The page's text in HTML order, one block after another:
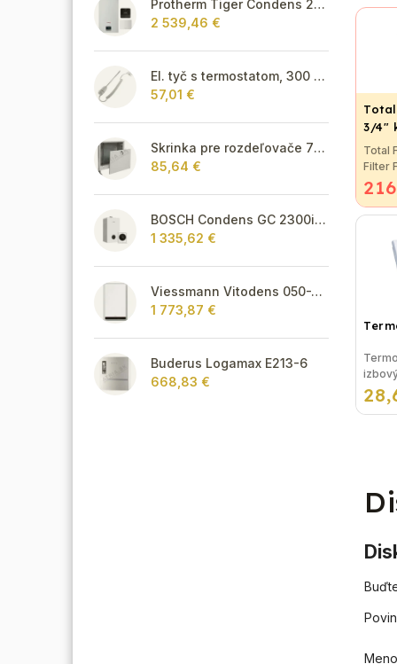
Protherm Tiger Condens 20/26 KKZ 42 + smart regulátor
2 539,46 €
El. tyč s termostatom, 300 W - biela
57,01 €
Skrinka pre rozdeľovače 795 mm - podomietková
85,64 €
BOSCH Condens GC 2300i W 22/25 C + CR 120
1 335,62 €
Viessmann Vitodens 050-W, 3,2 - 19 kW, TÚV
1 773,87 €
Buderus Logamax E213-6
668,83 €
3/4"
Total
Filter
vo
vody.
Meno